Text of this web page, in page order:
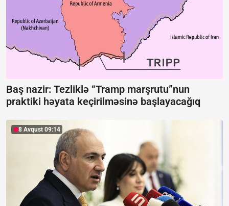
Baş nazir: Tezliklə “Tramp marşrutu”nun
praktiki həyata keçirilməsinə başlayacağıq
8 Avqust 09:14